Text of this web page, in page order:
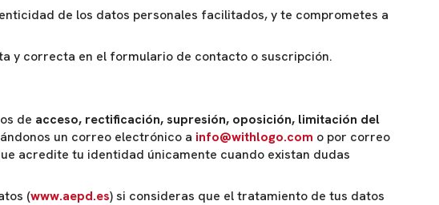
de los datos personales facilitados, y te comprometes a
y correcta en el formulario de contacto o suscripción.
de acceso, rectificación, supresión, oposición, limitación del
un correo electrónico a info@withlogo.com o por correo
acredite tu identidad únicamente cuando existan dudas
(www.aepd.es) si consideras que el tratamiento de tus datos